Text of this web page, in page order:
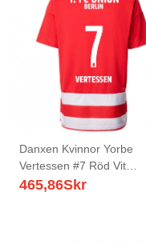
Danxen Kvinnor Yorbe
Vertessen #7 Röd Vit
Hemmatröja Matchtröjor
465,86Skr